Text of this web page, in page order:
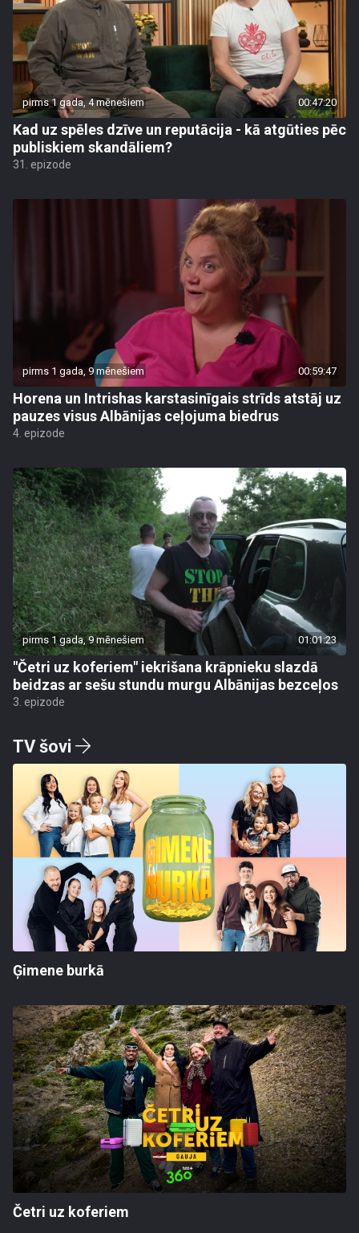
pirms 1 gada, 4 mēnešiem 00:47:20
Kad uz spēles dzīve un reputācija - kā atgūties pēc
publiskiem skandāliem?
31. epizode
pirms 1 gada, 9 mēnešiem 00:59:47
Horena un Intrishas karstasinīgais strīds atstāj uz
pauzes visus Albānijas ceļojuma biedrus
4. epizode
pirms 1 gada, 9 mēnešiem 01:01:23
"Četri uz koferiem" iekrišana krāpnieku slazdā
beidzas ar sešu stundu murgu Albānijas bezceļos
3. epizode
TV šovi
Ģimene burkā
Četri uz koferiem